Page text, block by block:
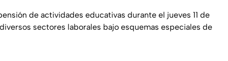
de actividades educativas durante el jueves 11 de
sectores laborales bajo esquemas especiales de